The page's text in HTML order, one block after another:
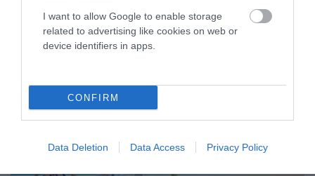
I want to allow Google to enable storage
related to advertising like cookies on web or
device identifiers in apps.
CONFIRM
Data Deletion Data Access Privacy Policy
23.07.2026 ΠΟΛΟ ΑΝΔΡΩΝ
ΤΕΛΕΥΤΑΙΑ ΝΕΑ